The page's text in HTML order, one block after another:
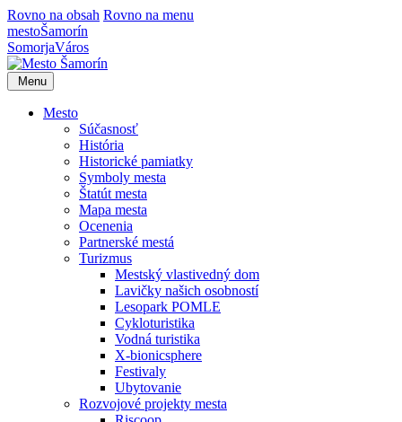
Rovno na obsah Rovno na menu
mestoŠamorín
SomorjaVáros
Menu
Mesto
Súčasnosť
História
Historické pamiatky
Symboly mesta
Štatút mesta
Mapa mesta
Ocenenia
Partnerské mestá
Turizmus
Mestský vlastivedný dom
Lavičky našich osobností
Lesopark POMLE
Cykloturistika
Vodná turistika
X-bionicsphere
Festivaly
Ubytovanie
Rozvojové projekty mesta